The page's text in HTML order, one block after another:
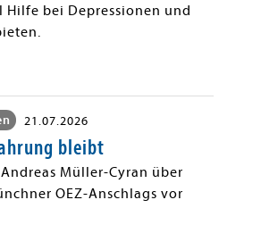
Hilfe bei Depressionen und
21.07.2026
bleibt
Müller-Cyran über
OEZ-Anschlags vor